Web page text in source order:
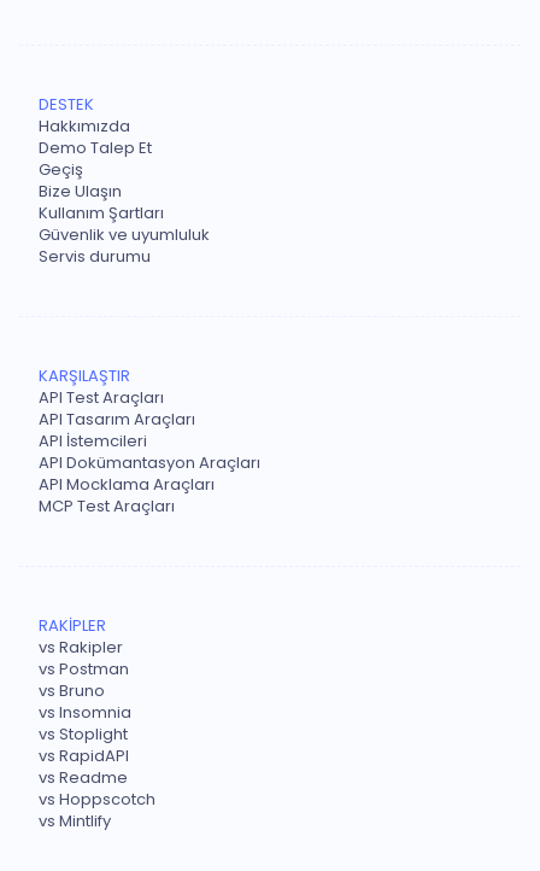
DESTEK
Hakkımızda
Demo Talep Et
Geçiş
Bize Ulaşın
Kullanım Şartları
Güvenlik ve uyumluluk
Servis durumu
KARŞILAŞTIR
API Test Araçları
API Tasarım Araçları
API İstemcileri
API Dokümantasyon Araçları
API Mocklama Araçları
MCP Test Araçları
RAKİPLER
vs Rakipler
vs Postman
vs Bruno
vs Insomnia
vs Stoplight
vs RapidAPI
vs Readme
vs Hoppscotch
vs Mintlify